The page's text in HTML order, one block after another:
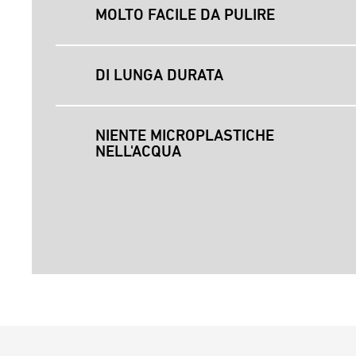
MOLTO FACILE DA PULIRE
DI LUNGA DURATA
NIENTE MICROPLASTICHE
NELL'ACQUA